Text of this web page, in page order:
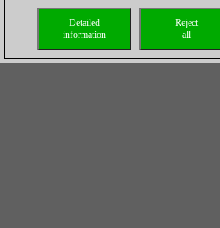
Reject
all
Detailed
information